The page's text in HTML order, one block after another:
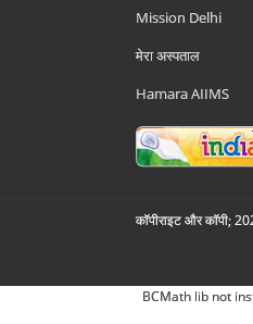
Mission Delhi
मेरा अस्पताल
Hamara AIIMS
कॉपीराइट और कॉपी;
BCMath lib not